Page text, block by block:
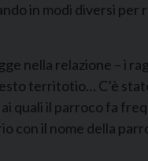
in modi diversi per
nella relazione – i
territotio… C’è
quali il parroco fa
con il nome della